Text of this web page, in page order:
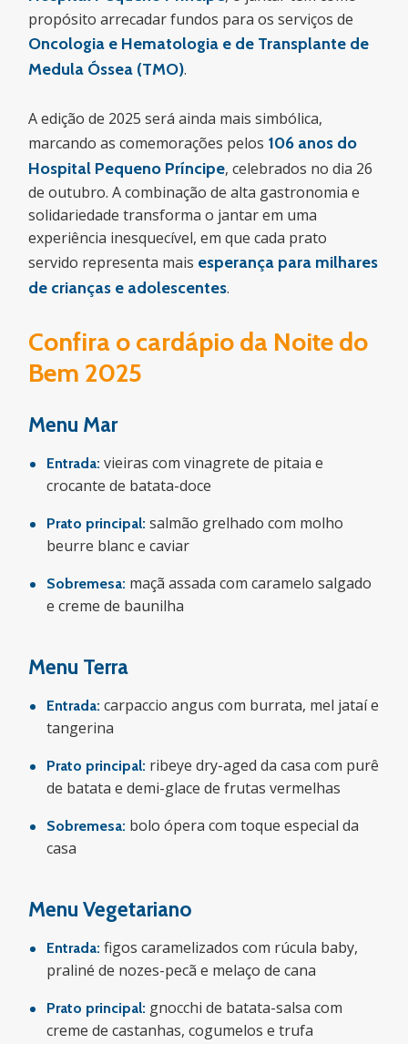
propósito arrecadar fundos para os serviços de
Oncologia e Hematologia e de Transplante de
Medula Óssea (TMO).
A edição de 2025 será ainda mais simbólica,
marcando as comemorações pelos 106 anos do
Hospital Pequeno Príncipe, celebrados no dia 26
de outubro. A combinação de alta gastronomia e
solidariedade transforma o jantar em uma
experiência inesquecível, em que cada prato
servido representa mais esperança para milhares
de crianças e adolescentes.
Confira o cardápio da Noite do
Bem 2025
Menu Mar
Entrada: vieiras com vinagrete de pitaia e
crocante de batata-doce
Prato principal: salmão grelhado com molho
beurre blanc e caviar
Sobremesa: maçã assada com caramelo salgado
e creme de baunilha
Menu Terra
Entrada: carpaccio angus com burrata, mel jataí e
tangerina
Prato principal: ribeye dry-aged da casa com purê
de batata e demi-glace de frutas vermelhas
Sobremesa: bolo ópera com toque especial da
casa
Menu Vegetariano
Entrada: figos caramelizados com rúcula baby,
praliné de nozes-pecã e melaço de cana
Prato principal: gnocchi de batata-salsa com
creme de castanhas, cogumelos e trufa